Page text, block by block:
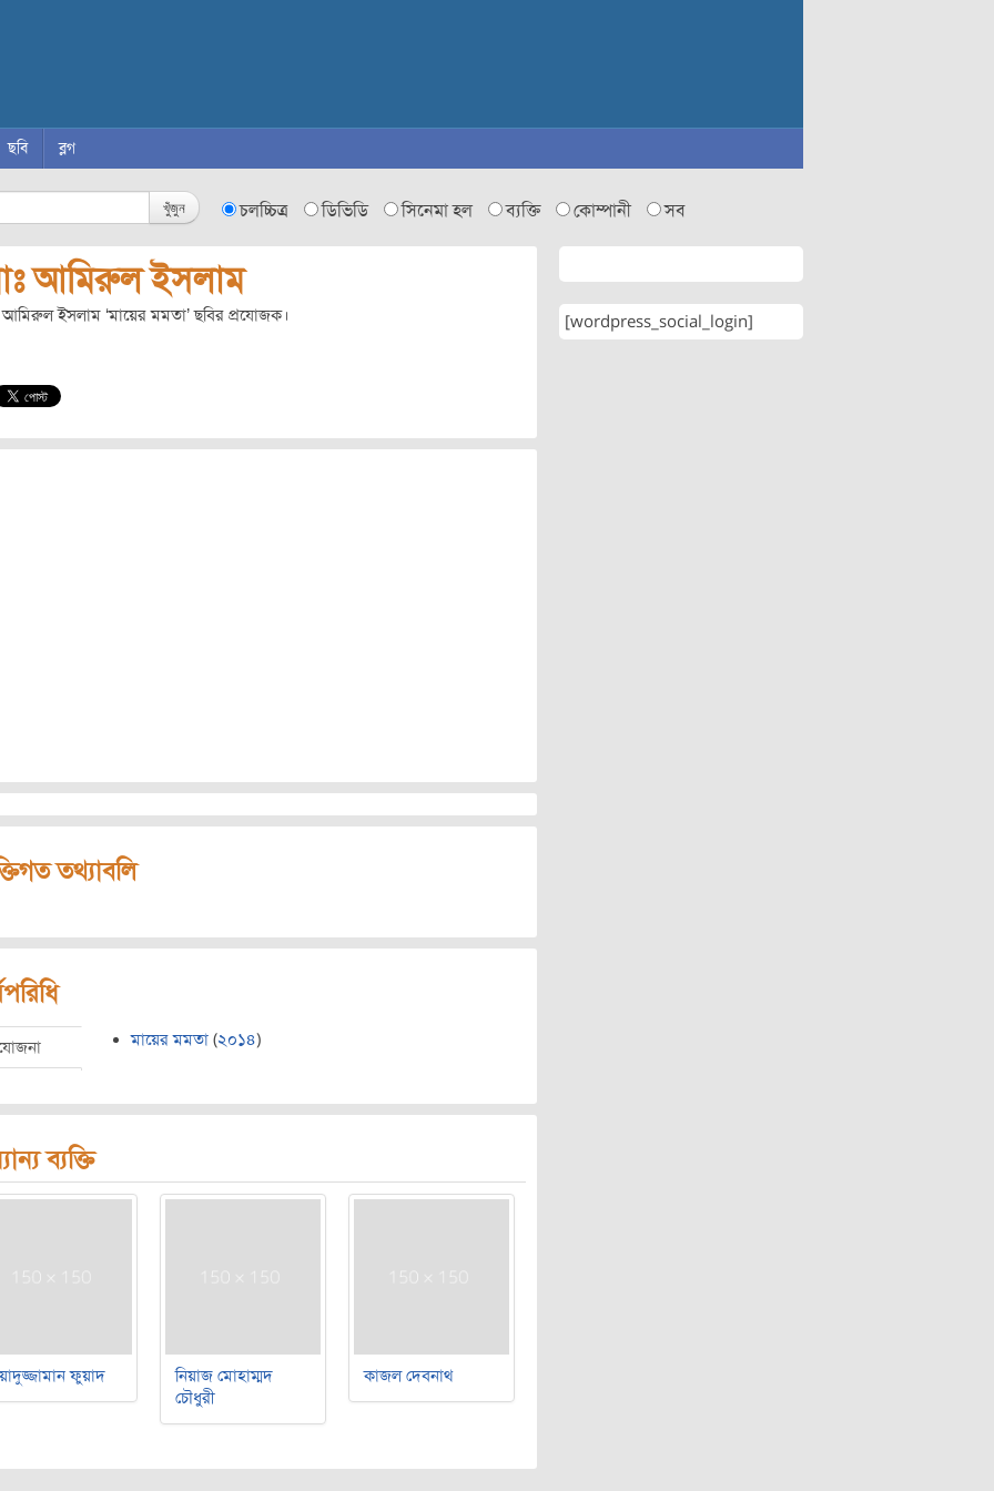
ছবি ব্লগ
খুঁজুন চলচ্চিত্র ডিভিডি সিনেমা হল ব্যক্তি কোম্পানী সব
আমিরুল ইসলাম
ইসলাম ‘মায়ের মমতা’ ছবির প্রযোজক।
তথ্যাবলি
মায়ের মমতা (২০১৪)
ব্যক্তি
ফুয়াদ
নিয়াজ মোহাম্মদ
চৌধুরী
কাজল দেবনাথ
[wordpress_social_login]